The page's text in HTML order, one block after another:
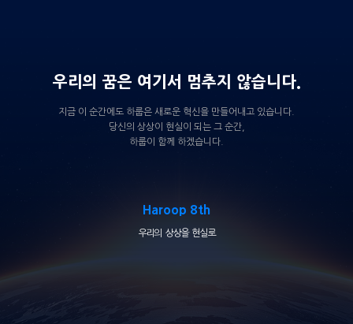
우리의 꿈은 여기서 멈추지 않습니다.
지금 이 순간에도 하룹은 새로운 혁신을 만들어내고 있습니다.
당신의 상상이 현실이 되는 그 순간,
하룹이 함께 하겠습니다.
Haroop 8th
우리의 상상을 현실로